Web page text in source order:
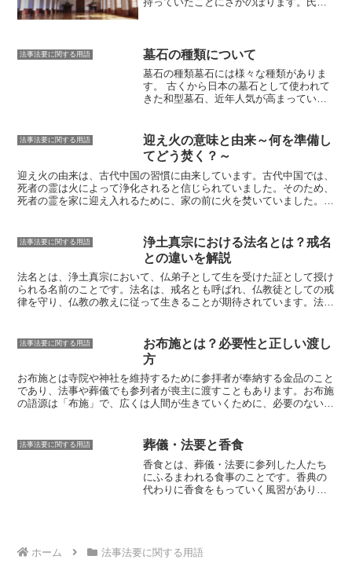
は、地域の要所に設けられ、村人たちは
定期的に集まって祭祀を行い、氏神の恩
恵に感謝していました。氏神信仰は、地
域社会の結束を強め、人々の共同体意識
を高める役割を果たしてきました。氏神
拝から派生したと考えられています。古
代の人々は、先祖の霊を敬い、その霊が
自分たちを守護してくれると信じていま
した。氏神は、その土地に住む人々の祖
先であり、自分たちを守護してくれる神
として信仰されるようになったと考えら
古代の人々は、自然界の恵みに感謝し、
自然を神として崇拝していました。氏神
は、その土地に住む人々が生活する地域
の自然を神格化したものであり、自分た
ちを守護してくれる神として信仰される
ようになったと考えられます。氏神信仰
きました。氏神信仰は、地域社会の結束
を強め、人々の共同体意識を高める役割
を果たしてきました。また、氏神信仰
は、人々の生活に安らぎと希望を与えて
くれる存在でもあります。
法事法要に関する用語 墓石の種類について
墓石の種類墓石には様々な種類がありま
す。
古くから日本の墓石として使われて
きた和型墓石、近年人気が高まっている
和型墓石は、日本古来の伝統的な墓石で
す。自然石をそのままの形で用いたり、
加工して角張った形にしたりと、様々な
タイプがあります。洋型墓石は、ヨーロ
ッパの墓石をモデルにしたものです。西
洋の文化が日本に取り入れられるにつれ
は一味違った個性的な墓石です。 彫刻を
施したり、異なる素材を組み合わせたり
と、様々なデザインが施されています。
法事法要に関する用語
迎え火の意味と由来～何を準備し
てどう焚く？～
迎え火の由来は、古代中国の習慣に由来しています。古代中国では、
死者の霊は火によって浄化されると信じられていました。そのため、
死者の霊を家に迎え入れるために、家の前に火を焚いていました。こ
間で盛んに行われるようになりました。江戸時代になると、迎え火は
庶民の間にも広まりました。迎え火は、死者の霊を家に迎え入れるた
めの儀式です。死者の霊は、あの世から帰ってくると、家の前に焚か
れた火を目印にして、家に帰ってくるといわれています。そのため、
迎え火は、死者の霊を無事に家に導くための大切な儀式なのです。
法事法要に関する用語
浄土真宗における法名とは？戒名
との違いを解説
法名とは、浄土真宗において、仏弟子として生を受けた証として授け
られる名前のことです。法名は、戒名とも呼ばれ、仏教徒としての戒
律を守り、仏教の教えに従って生きることが期待されています。法名
名は、浄土真宗以外の仏教宗派でも使用されることがあるのに対し、
法名は浄土真宗特有の名称です。浄土真宗では、法名を授かること
で、阿弥陀仏の弟子となり、浄土（極楽浄土）に往生することを目指
す信仰生活が始まるとされています。
法事法要に関する用語
お布施とは？必要性と正しい渡し
方
お布施とは寺院や神社を維持するために参拝者が奉納する金品のこと
であり、法事や葬儀でも参列者が喪主に渡すこともあります。お布施
の語源は「布施」で、広くは人間が生きていくために、必要のないも
たものです。四摂法とは、布施、愛語、利行、同事のことで、布施と
は、困っている人のために財物や労力を惜しまず差し出すことを意味
します。仏教では、お布施は修行の一環であり、福徳を積むことにな
お布施は、仏教の教えに基づいて行われるも
のであり、仏教徒にとっては重要な行為です。お布施をすることで、
法事法要に関する用語 葬儀・法要と香食
香食とは、葬儀・法要に参列した人たち
にふるまわれる食事のことです。香典の
代わりに香食をもっていく風習があり、
決められた食べ物など、さまざまなもの
ホーム 法事法要に関する用語